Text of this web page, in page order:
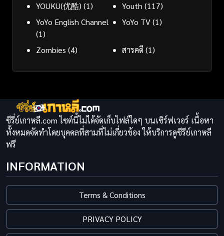
YOUKU(优酷) (1) Youth (117)
YoYo English Channel
(1)
YoYo TV(1)
Zombies (4) สารคดี(1)
ซีรี่ย์เกาหลี.com ไซต์นี้ไม่ได้จัดเก็บไฟล์ใดๆ บนเซิร์ฟเวอร์ เนื้อหา
ทั้งหมดจัดทำโดยบุคคลที่สามที่ไม่เกี่ยวข้อง ให้บริการดูซีรีย์เกาหลี
ฟรี
INFORMATION
Terms & Conditions
PRIVACY POLICY